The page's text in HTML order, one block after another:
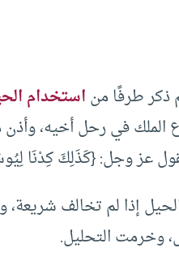
ذكر طرفًا مناستخدام
الملك في رحل أخيه،
إذا لم تخالف شريعة،
وخرمت التحليل.